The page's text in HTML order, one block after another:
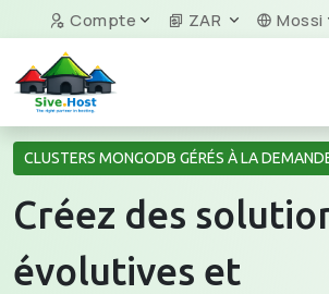
Compte ZAR Mossi
CLUSTERS MONGODB GÉRÉS À LA
Créez des
évolutives et